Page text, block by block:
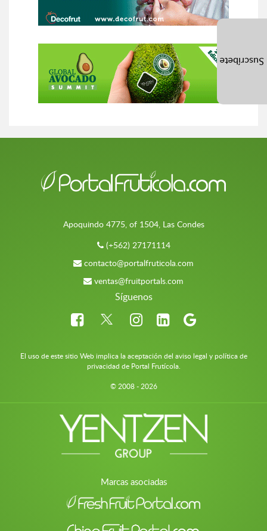
Apoquindo 4775, of 1504, Las Condes
(+562) 27171114
contacto@portalfruticola.com
ventas@fruitportals.com
Síguenos
El uso de este sitio Web implica la aceptación del aviso legal y política de
privacidad de Portal Frutícola.
© 2008 - 2026
Marcas asociadas
Suscríbete